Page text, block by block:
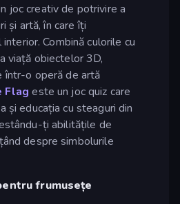
joc creativ de potrivire a
și artă, în care îți
Combină culorile cu
viață obiectelor 3D,
într-o operă de artă
Flag este un joc quiz care
și educația cu steaguri din
ți abilitățile de
despre simbolurile
frumusețe